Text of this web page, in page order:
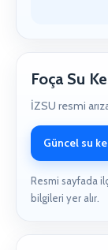
Foça Su
İZSU resmi
Güncel su
Resmi sayfada
bilgileri yer alır.